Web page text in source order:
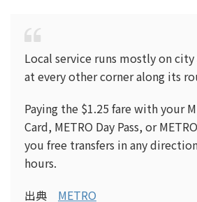
Local service runs mostly on
at every other corner along its
Paying the $1.25 fare with your
Card, METRO Day Pass, or
you free transfers in any
hours.
出典 METRO